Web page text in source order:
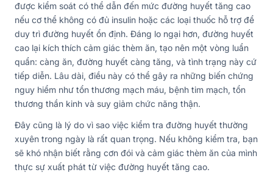
được kiểm soát có thể dẫn đến mức đường huyết tăng cao
nếu cơ thể không có đủ insulin hoặc các loại thuốc hỗ trợ để
duy trì đường huyết ổn định. Đáng lo ngại hơn, đường huyết
cao lại kích thích cảm giác thèm ăn, tạo nên một vòng luẩn
quẩn: càng ăn, đường huyết càng tăng, và tình trạng này cứ
tiếp diễn. Lâu dài, điều này có thể gây ra những biến chứng
nguy hiểm như tổn thương mạch máu, bệnh tim mạch, tổn
thương thần kinh và suy giảm chức năng thận.
Đây cũng là lý do vì sao việc kiểm tra đường huyết thường
xuyên trong ngày là rất quan trọng. Nếu không kiểm tra, bạn
sẽ khó nhận biết rằng cơn đói và cảm giác thèm ăn của mình
thực sự xuất phát từ việc đường huyết tăng cao.